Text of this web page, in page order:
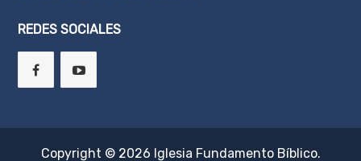
REDES SOCIALES
Copyright © 2026 Iglesia Fundamento Bíblico.